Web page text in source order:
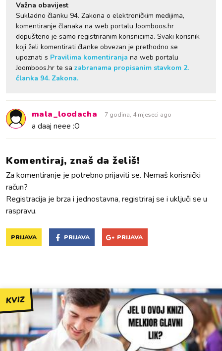
Važna obavijest
Sukladno članku 94. Zakona o elektroničkim medijima,
komentiranje članaka na web portalu Joomboos.hr
dopušteno je samo registriranim korisnicima. Svaki korisnik
koji želi komentirati članke obvezan je prethodno se
upoznati s Pravilima komentiranja na web portalu
Joomboos.hr te sa zabranama propisanim stavkom 2.
članka 94. Zakona.
mala_loodacha 7 godina, 4 mjeseci ago
a daaj neee :O
Komentiraj, znaš da želiš!
Za komentiranje je potrebno prijaviti se. Nemaš korisnički
račun?
Registracija je brza i jednostavna, registriraj se i uključi se u
raspravu.
PRIJAVA PRIJAVA PRIJAVA
KVIZ